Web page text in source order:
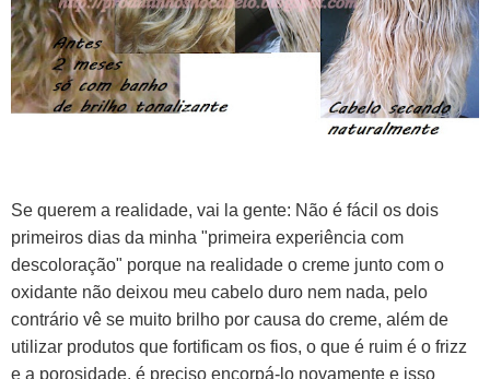
Se querem a realidade, vai la gente: Não é fácil os dois
primeiros dias da minha "primeira experiência com
descoloração" porque na realidade o creme junto com o
oxidante não deixou meu cabelo duro nem nada, pelo
contrário vê se muito brilho por causa do creme, além de
utilizar produtos que fortificam os fios, o que é ruim é o frizz
e a porosidade, é preciso encorpá-lo novamente e isso